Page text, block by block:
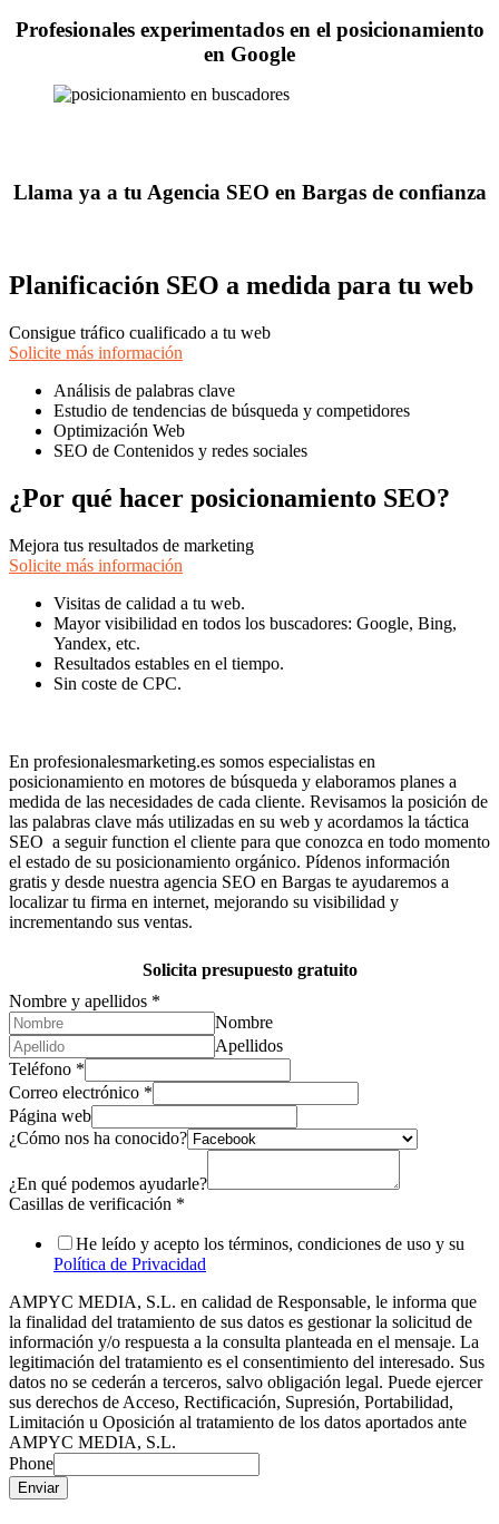
Profesionales experimentados en el posicionamiento
en Google
Llama ya a tu Agencia SEO en Bargas de confianza
Planificación SEO a medida para tu web
Consigue tráfico cualificado a tu web
Solicite más información
Análisis de palabras clave
Estudio de tendencias de búsqueda y competidores
Optimización Web
SEO de Contenidos y redes sociales
¿Por qué hacer posicionamiento SEO?
Mejora tus resultados de marketing
Solicite más información
Visitas de calidad a tu web.
Mayor visibilidad en todos los buscadores: Google, Bing,
Yandex, etc.
Resultados estables en el tiempo.
Sin coste de CPC.
En profesionalesmarketing.es somos especialistas en
posicionamiento en motores de búsqueda y elaboramos planes a
medida de las necesidades de cada cliente. Revisamos la posición de
las palabras clave más utilizadas en su web y acordamos la táctica
SEO a seguir function el cliente para que conozca en todo momento
el estado de su posicionamiento orgánico. Pídenos información
gratis y desde nuestra agencia SEO en Bargas te ayudaremos a
localizar tu firma en internet, mejorando su visibilidad y
incrementando sus ventas.
Solicita presupuesto gratuito
Nombre y apellidos *
Nombre
Apellidos
Teléfono *
Correo electrónico *
Página web
¿Cómo nos ha conocido?
¿En qué podemos ayudarle?
Casillas de verificación *
He leído y acepto los términos, condiciones de uso y su
Política de Privacidad
AMPYC MEDIA, S.L. en calidad de Responsable, le informa que
la finalidad del tratamiento de sus datos es gestionar la solicitud de
información y/o respuesta a la consulta planteada en el mensaje. La
legitimación del tratamiento es el consentimiento del interesado. Sus
datos no se cederán a terceros, salvo obligación legal. Puede ejercer
sus derechos de Acceso, Rectificación, Supresión, Portabilidad,
Limitación u Oposición al tratamiento de los datos aportados ante
AMPYC MEDIA, S.L.
Phone
Enviar